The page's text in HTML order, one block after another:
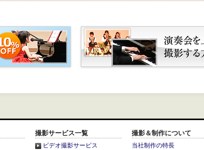
撮影サービス一覧
ビデオ撮影サービス
撮影＆制作について
当社制作の特長